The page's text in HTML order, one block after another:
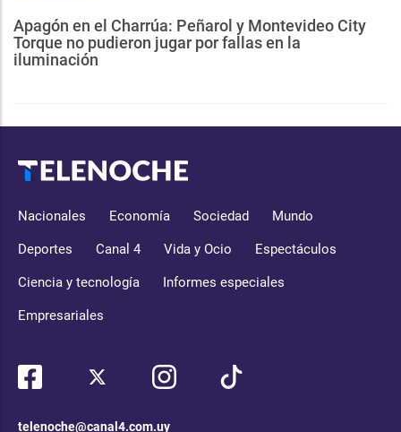
Apagón en el Charrúa: Peñarol y Montevideo City
Torque no pudieron jugar por fallas en la
iluminación
Nacionales Economía Sociedad Mundo
Deportes Canal 4 Vida y Ocio Espectáculos
Ciencia y tecnología Informes especiales
Empresariales
telenoche@canal4.com.uy